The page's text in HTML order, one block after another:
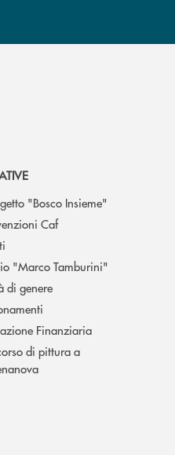
"Bosco Insieme"
Caf
"Marco Tamburini"
di genere
Finanziaria
di pittura a